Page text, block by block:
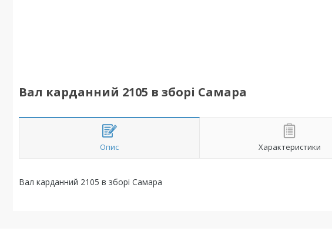
Вал карданний 2105 в зборі Самара
Опис Характеристики
Вал карданний 2105 в зборі Самара